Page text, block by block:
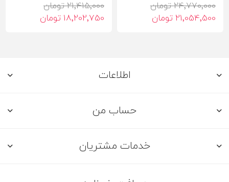
24٬770٬000 تومان
21٬054٬500 تومان
21٬415٬000 تومان
18٬202٬750 تومان
اطلاعات
حساب من
خدمات مشتریان